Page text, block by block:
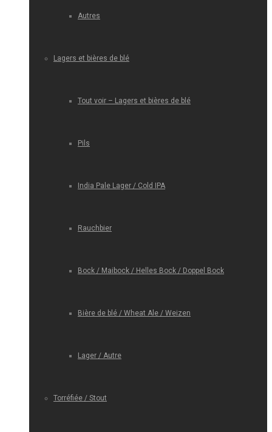
Autres
Lagers et bières de blé
Tout voir – Lagers et bières de blé
Pils
India Pale Lager / Cold IPA
Rauchbier
Bock / Maibock / Helles Bock / Doppel Bock
Bière de blé / Wheat Ale / Weizen
Lager / Autre
Torréfiée / Stout